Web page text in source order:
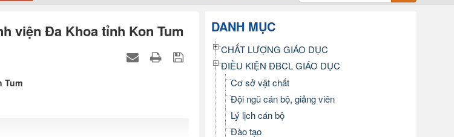
viện Đa Khoa tỉnh Kon Tum
Tum
DANH MỤC
CHẤT LƯỢNG GIÁO DỤC
ĐIỀU KIỆN ĐBCL GIÁO DỤC
Cơ sở vật chất
Đội ngũ cán bộ, giảng viên
Lý lịch cán bộ
Đào tạo